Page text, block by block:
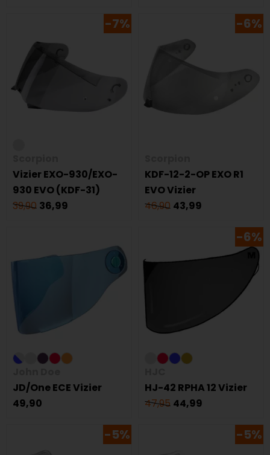
-7%
Vizier EXO-930/EXO-
930 EVO (KDF-31)
39,90 36,99
-6%
KDF-12-2-OP EXO R1
EVO Vizier
46,90 43,99
JD/One ECE Vizier
49,90
-6%
HJ-42 RPHA 12 Vizier
47,95 44,99
-5% -5%